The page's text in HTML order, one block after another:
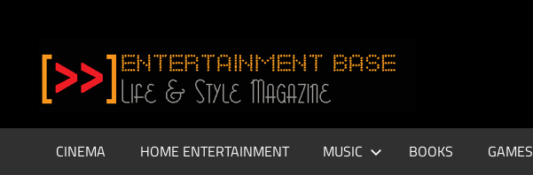
springen
–
Base.de
CINEMA HOME ENTERTAINMENT MUSIC BOOKS GAMES